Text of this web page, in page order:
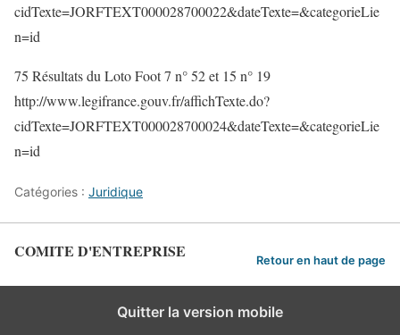
cidTexte=JORFTEXT000028700022&dateTexte=&categorieLie
n=id
75 Résultats du Loto Foot 7 n° 52 et 15 n° 19
http://www.legifrance.gouv.fr/affichTexte.do?
cidTexte=JORFTEXT000028700024&dateTexte=&categorieLie
n=id
Catégories : Juridique
COMITE D'ENTREPRISE Retour en haut de page
Quitter la version mobile